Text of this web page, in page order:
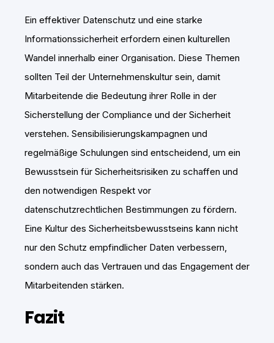
Ein effektiver Datenschutz und eine starke
Informationssicherheit erfordern einen kulturellen
Wandel innerhalb einer Organisation. Diese Themen
sollten Teil der Unternehmenskultur sein, damit
Mitarbeitende die Bedeutung ihrer Rolle in der
Sicherstellung der Compliance und der Sicherheit
verstehen. Sensibilisierungskampagnen und
regelmäßige Schulungen sind entscheidend, um ein
Bewusstsein für Sicherheitsrisiken zu schaffen und
den notwendigen Respekt vor
datenschutzrechtlichen Bestimmungen zu fördern.
Eine Kultur des Sicherheitsbewusstseins kann nicht
nur den Schutz empfindlicher Daten verbessern,
sondern auch das Vertrauen und das Engagement der
Mitarbeitenden stärken.
Fazit